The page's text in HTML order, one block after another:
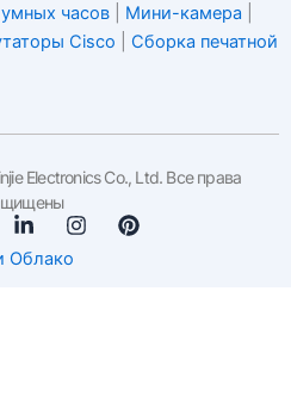
часов Мини-камера
Cisco
Сборка печатной
Electronics Co., Ltd. Все права
С
ы
I
P
Облако